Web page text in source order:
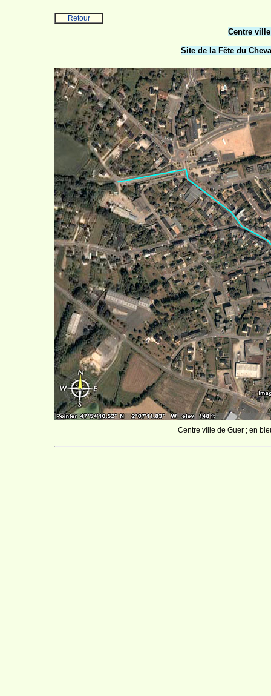
Retour
Centre
Site de la Fête du
Centre ville de Guer ; en